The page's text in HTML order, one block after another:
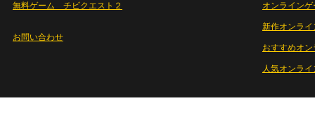
無料ゲーム チビクエスト２
お問い合わせ
オンライン
新作オンライ
おすすめオ
人気オンラ